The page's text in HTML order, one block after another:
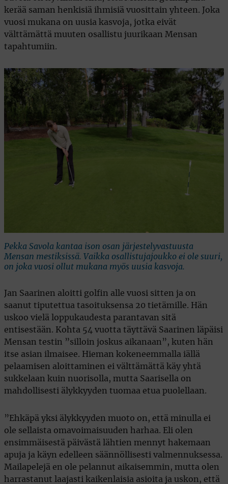
kerää saman henkisiä ihmisiä vuosittain yhteen. Joka
vuosi mukana on uusia kasvoja, jotka eivät
välttämättä muuten osallistu juurikaan Mensan
tapahtumiin.
Pekka Savola kantaa ison osan järjestelyvastuusta
Mensan mestiksissä. Vaikka osallistujajoukko ei ole suuri,
on joka vuosi ollut mukana myös uusia kasvoja.
Jan Saarinen aloitti golfin alle vuosi sitten ja on
saanut tiputettua tasoituksensa 20 tietämille. Hän
uskoo vielä loppukaudesta parantavan sitä
entisestään. Kohta 54 vuotta täyttävä Saarinen läpäisi
Mensan testin ”silloin joskus aikanaan”, kuten hän
itse asian ilmaisee. Hieman kokeneemmalla iällä
pelaamisen aloittaminen ei välttämättä käy yhtä
sukkelaan kuin nuorisolla, mutta Saarisella on
mahdollisesti älykkyyden tuomaa etua puolellaan.
”Ehkäpä yksi älykkyyden muoto on, että minulla ei
ole sellaista omavoimaisuuden harhaa. Eli olen
ensimmäisestä päivästä lähtien mennyt hakemaan
apuja ja käyn edelleen säännöllisesti valmennuksessa.
Mailapelejä en ole pelannut aikaisemmin, mutta olen
harrastanut laajasti kaikenlaisia asioita ja uskon, että